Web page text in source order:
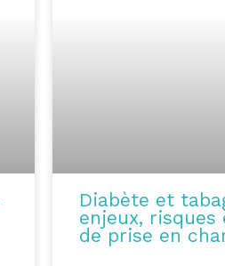
Diabète et
enjeux,
de prise en